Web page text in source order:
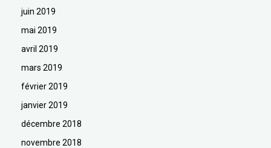
juin 2019
mai 2019
avril 2019
mars 2019
février 2019
janvier 2019
décembre 2018
novembre 2018